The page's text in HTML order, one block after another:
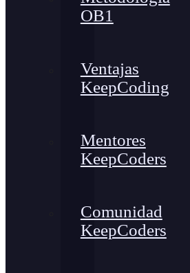
OB1
Ventajas
KeepCoding
Mentores
KeepCoders
Comunidad
KeepCoders